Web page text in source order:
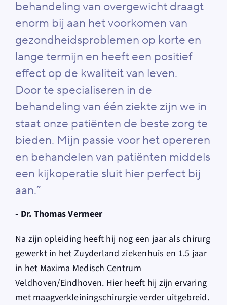
behandeling van overgewicht draagt
enorm bij aan het voorkomen van
gezondheidsproblemen op korte en
lange termijn en heeft een positief
effect op de kwaliteit van leven.
Door te specialiseren in de
behandeling van één ziekte zijn we in
staat onze patiënten de beste zorg te
bieden. Mijn passie voor het opereren
en behandelen van patiënten middels
een kijkoperatie sluit hier perfect bij
aan.”
- Dr. Thomas Vermeer
Na zijn opleiding heeft hij nog een jaar als chirurg
gewerkt in het Zuyderland ziekenhuis en 1.5 jaar
in het Maxima Medisch Centrum
Veldhoven/Eindhoven. Hier heeft hij zijn ervaring
met maagverkleiningschirurgie verder uitgebreid.